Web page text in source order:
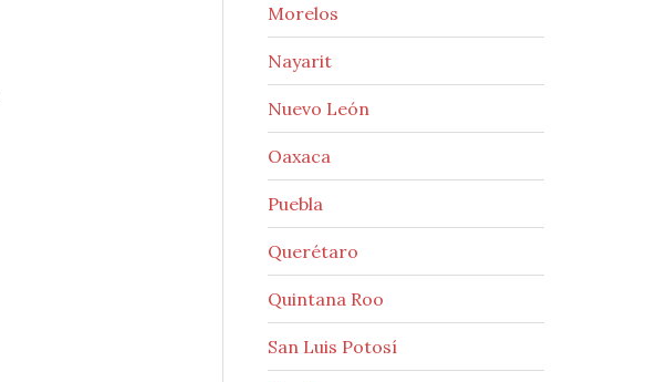
Morelos
Nayarit
Nuevo León
Oaxaca
Puebla
Querétaro
Quintana Roo
San Luis Potosí